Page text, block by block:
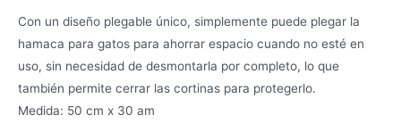
Con un diseño plegable único, simplemente puede plegar la
hamaca para gatos para ahorrar espacio cuando no esté en
uso, sin necesidad de desmontarla por completo, lo que
también permite cerrar las cortinas para protegerlo.
Medida: 50 cm x 30 am